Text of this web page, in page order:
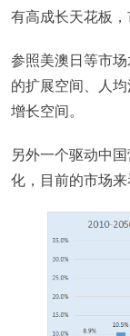
有高成长天花板，
参照美澳日等市
的扩展空间、人
增长空间。
另外一个驱动中
化，目前的市场来